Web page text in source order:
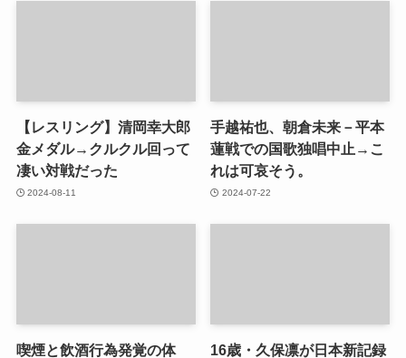
【レスリング】清岡幸大郎
金メダル→クルクル回って
凄い対戦だった
2024-08-11
手越祐也、朝倉未来－平本
蓮戦での国歌独唱中止→こ
れは可哀そう。
2024-07-22
喫煙と飲酒行為発覚の体
16歳・久保凛が日本新記録